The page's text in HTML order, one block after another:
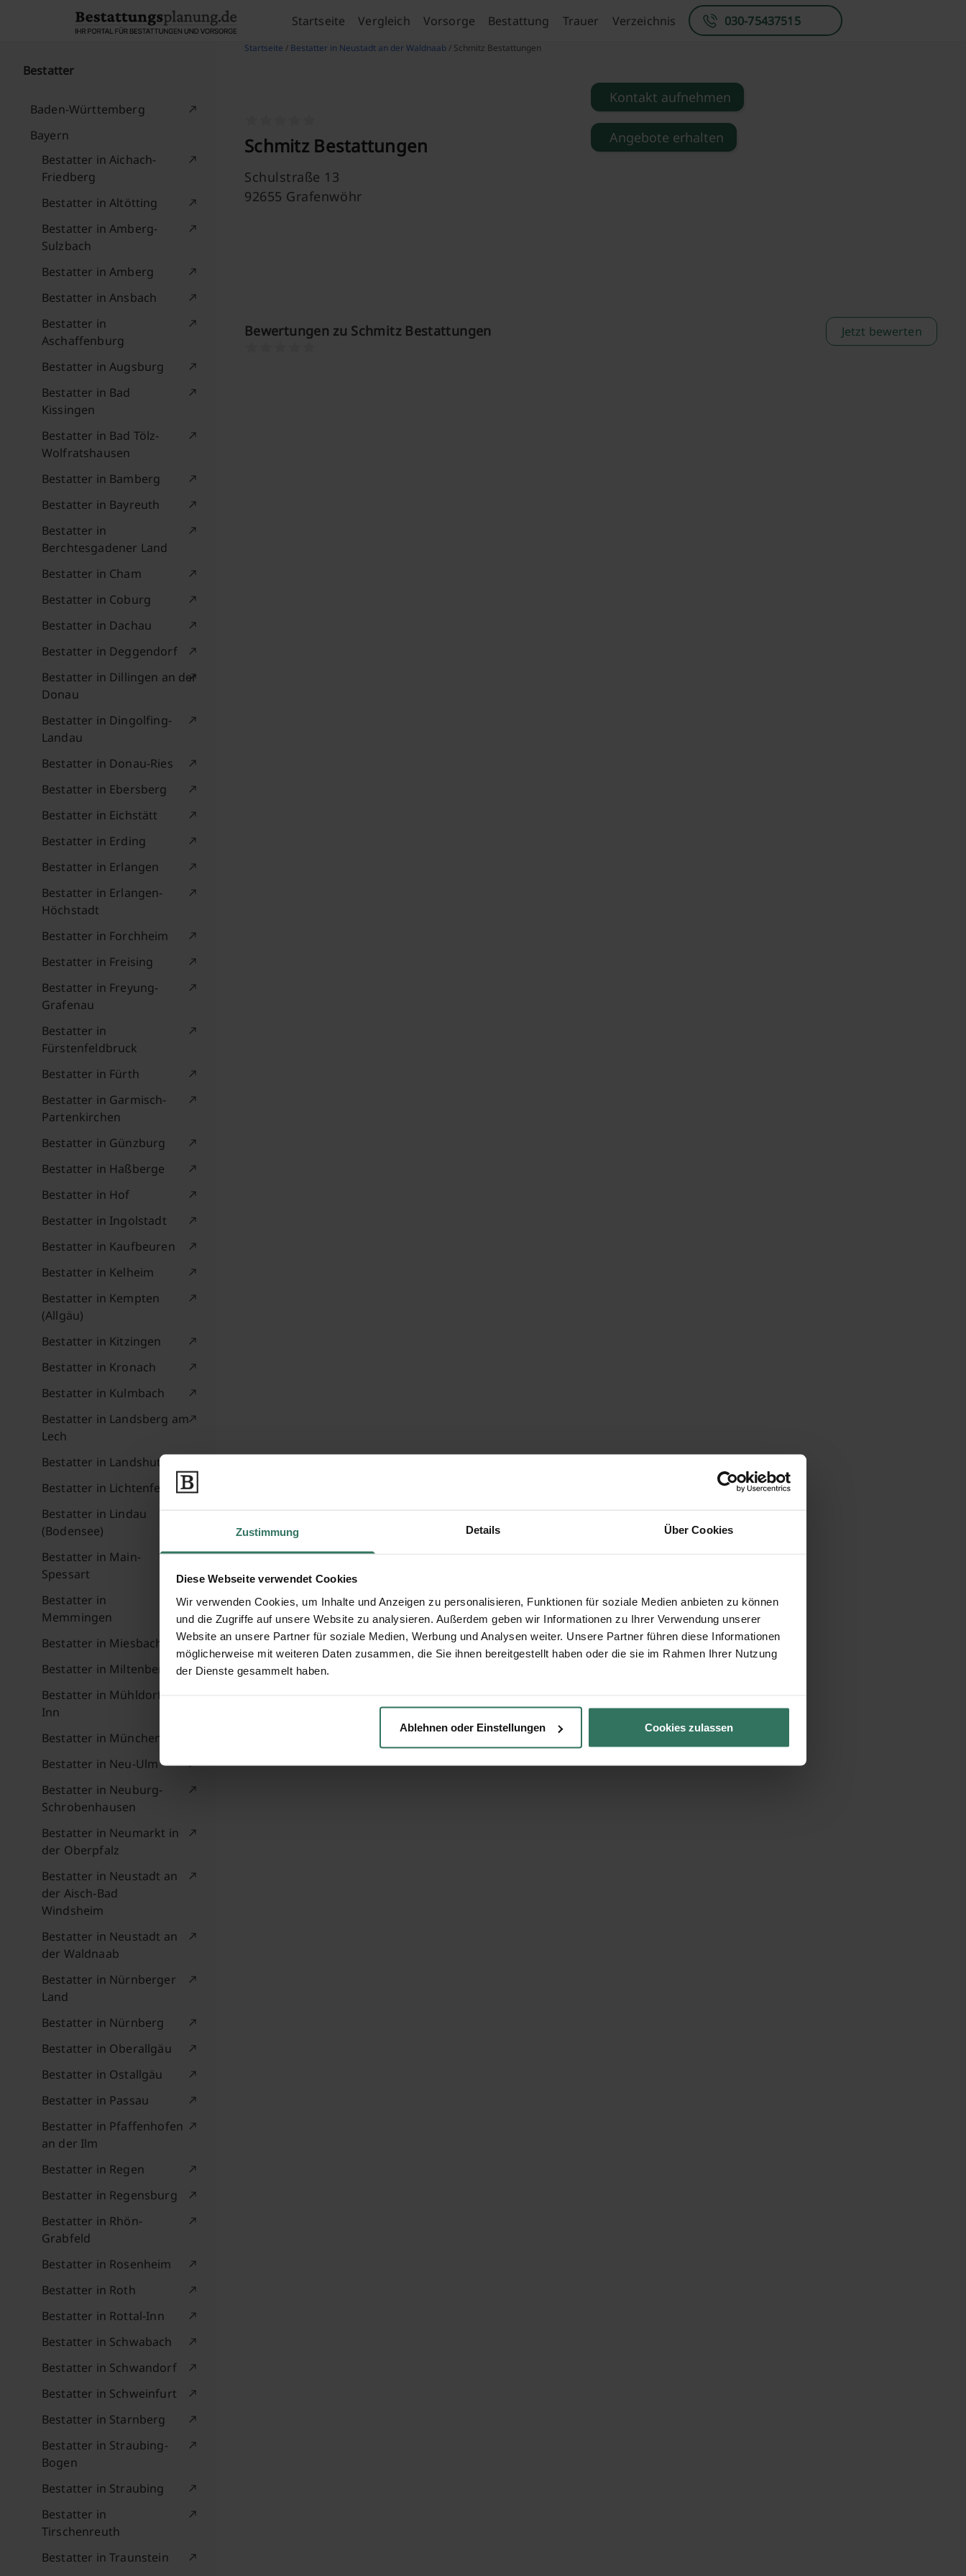
Zustimmung Details Über Cookies
Diese Webseite verwendet Cookies
Wir verwenden Cookies, um Inhalte und Anzeigen zu personalisieren, Funktionen für soziale Medien anbieten zu können
und die Zugriffe auf unsere Website zu analysieren. Außerdem geben wir Informationen zu Ihrer Verwendung unserer
Website an unsere Partner für soziale Medien, Werbung und Analysen weiter. Unsere Partner führen diese Informationen
möglicherweise mit weiteren Daten zusammen, die Sie ihnen bereitgestellt haben oder die sie im Rahmen Ihrer Nutzung
der Dienste gesammelt haben.
Ablehnen oder Einstellungen Cookies zulassen
Startseite Vergleich Vorsorge Bestattung Trauer Verzeichnis 030-75437515
Bestatter
Baden-Württemberg
Bayern
Bestatter in Aichach-
Friedberg
Bestatter in Altötting
Bestatter in Amberg-
Sulzbach
Bestatter in Amberg
Bestatter in Ansbach
Bestatter in
Aschaffenburg
Bestatter in Augsburg
Bestatter in Bad
Kissingen
Bestatter in Bad Tölz-
Wolfratshausen
Bestatter in Bamberg
Bestatter in Bayreuth
Bestatter in
Berchtesgadener Land
Bestatter in Cham
Bestatter in Coburg
Bestatter in Dachau
Bestatter in Deggendorf
Bestatter in Dillingen an der
Donau
Bestatter in Dingolfing-
Landau
Bestatter in Donau-Ries
Bestatter in Ebersberg
Bestatter in Eichstätt
Bestatter in Erding
Bestatter in Erlangen
Bestatter in Erlangen-
Höchstadt
Bestatter in Forchheim
Bestatter in Freising
Bestatter in Freyung-
Grafenau
Bestatter in
Fürstenfeldbruck
Bestatter in Fürth
Bestatter in Garmisch-
Partenkirchen
Bestatter in Günzburg
Bestatter in Haßberge
Bestatter in Hof
Bestatter in Ingolstadt
Bestatter in Kaufbeuren
Bestatter in Kelheim
Bestatter in Kempten
(Allgäu)
Bestatter in Kitzingen
Bestatter in Kronach
Bestatter in Kulmbach
Bestatter in Landsberg am
Lech
Bestatter in Landshut
Bestatter in Lichtenfels
Bestatter in Lindau
(Bodensee)
Bestatter in Main-
Spessart
Bestatter in
Memmingen
Bestatter in Miesbach
Bestatter in Miltenberg
Bestatter in Mühldorf am
Inn
Bestatter in München
Bestatter in Neu-Ulm
Bestatter in Neuburg-
Schrobenhausen
Bestatter in Neumarkt in
der Oberpfalz
Bestatter in Neustadt an
der Aisch-Bad
Windsheim
Bestatter in Neustadt an
der Waldnaab
Bestatter in Nürnberger
Land
Bestatter in Nürnberg
Bestatter in Oberallgäu
Bestatter in Ostallgäu
Bestatter in Passau
Bestatter in Pfaffenhofen
an der Ilm
Bestatter in Regen
Bestatter in Regensburg
Bestatter in Rhön-
Grabfeld
Bestatter in Rosenheim
Bestatter in Roth
Bestatter in Rottal-Inn
Bestatter in Schwabach
Bestatter in Schwandorf
Bestatter in Schweinfurt
Bestatter in Starnberg
Bestatter in Straubing-
Bogen
Bestatter in Straubing
Bestatter in
Tirschenreuth
Bestatter in Traunstein
Startseite / Bestatter in Neustadt an der Waldnaab/ Schmitz Bestattungen
Schmitz Bestattungen
Schulstraße 13
92655 Grafenwöhr
Kontakt aufnehmen
Angebote erhalten
Bewertungen zu Schmitz Bestattungen Jetzt bewerten